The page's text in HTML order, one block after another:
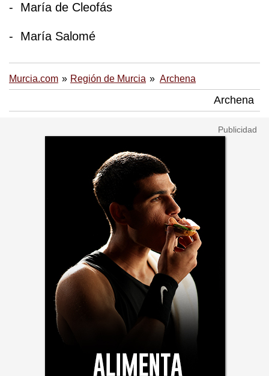
- María de Cleofás
- María Salomé
Murcia.com Región de Murcia Archena
Archena